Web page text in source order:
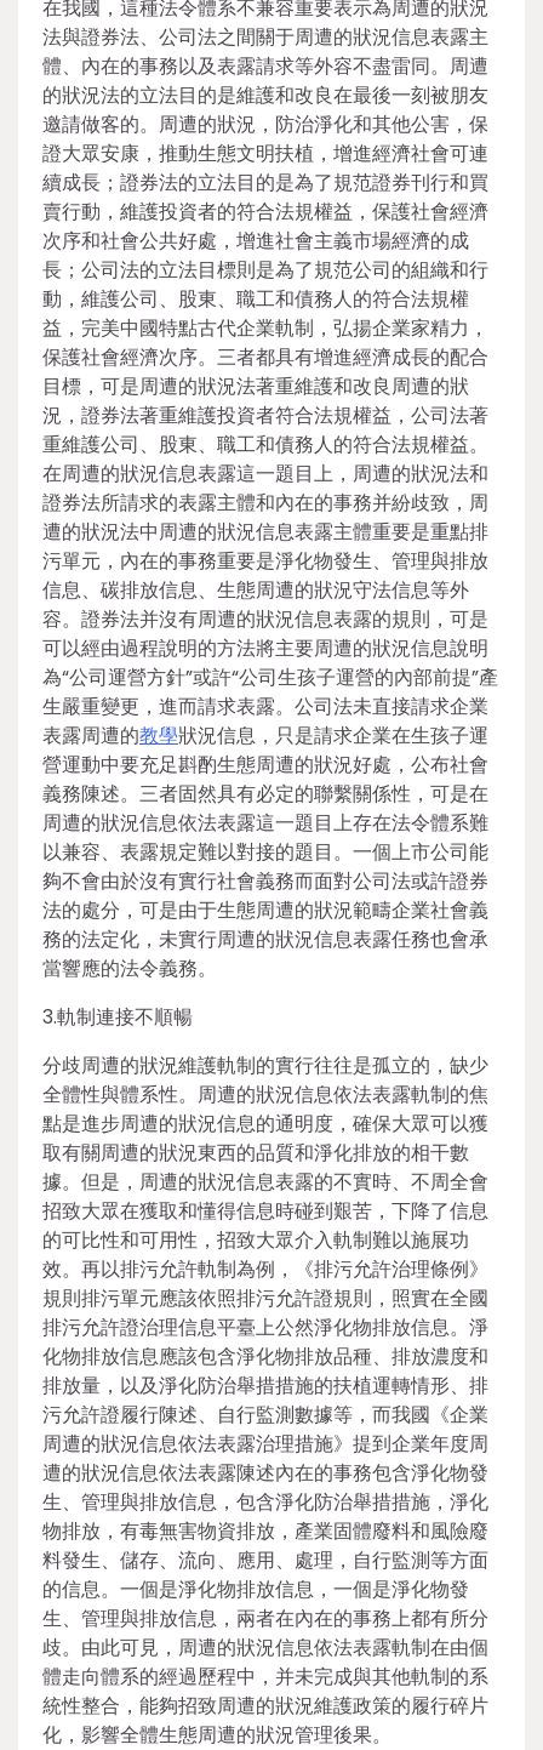
在我國，這種法令體系不兼容重要表示為周遭的狀況
法與證券法、公司法之間關于周遭的狀況信息表露主
體、內在的事務以及表露請求等外容不盡雷同。周遭
的狀況法的立法目的是維護和改良在最後一刻被朋友
邀請做客的。周遭的狀況，防治淨化和其他公害，保
證大眾安康，推動生態文明扶植，增進經濟社會可連
續成長；證券法的立法目的是為了規范證券刊行和買
賣行動，維護投資者的符合法規權益，保護社會經濟
次序和社會公共好處，增進社會主義市場經濟的成
長；公司法的立法目標則是為了規范公司的組織和行
動，維護公司、股東、職工和債務人的符合法規權
益，完美中國特點古代企業軌制，弘揚企業家精力，
保護社會經濟次序。三者都具有增進經濟成長的配合
目標，可是周遭的狀況法著重維護和改良周遭的狀
況，證券法著重維護投資者符合法規權益，公司法著
重維護公司、股東、職工和債務人的符合法規權益。
在周遭的狀況信息表露這一題目上，周遭的狀況法和
證券法所請求的表露主體和內在的事務并紛歧致，周
遭的狀況法中周遭的狀況信息表露主體重要是重點排
污單元，內在的事務重要是淨化物發生、管理與排放
信息、碳排放信息、生態周遭的狀況守法信息等外
容。證券法并沒有周遭的狀況信息表露的規則，可是
可以經由過程說明的方法將主要周遭的狀況信息說明
為“公司運營方針”或許“公司生孩子運營的內部前提”產
生嚴重變更，進而請求表露。公司法未直接請求企業
表露周遭的教學狀況信息，只是請求企業在生孩子運
營運動中要充足斟酌生態周遭的狀況好處，公布社會
義務陳述。三者固然具有必定的聯繫關係性，可是在
周遭的狀況信息依法表露這一題目上存在法令體系難
以兼容、表露規定難以對接的題目。一個上市公司能
夠不會由於沒有實行社會義務而面對公司法或許證券
法的處分，可是由于生態周遭的狀況範疇企業社會義
務的法定化，未實行周遭的狀況信息表露任務也會承
當響應的法令義務。
3.軌制連接不順暢
分歧周遭的狀況維護軌制的實行往往是孤立的，缺少
全體性與體系性。周遭的狀況信息依法表露軌制的焦
點是進步周遭的狀況信息的通明度，確保大眾可以獲
取有關周遭的狀況東西的品質和淨化排放的相干數
據。但是，周遭的狀況信息表露的不實時、不周全會
招致大眾在獲取和懂得信息時碰到艱苦，下降了信息
的可比性和可用性，招致大眾介入軌制難以施展功
效。再以排污允許軌制為例，《排污允許治理條例》
規則排污單元應該依照排污允許證規則，照實在全國
排污允許證治理信息平臺上公然淨化物排放信息。淨
化物排放信息應該包含淨化物排放品種、排放濃度和
排放量，以及淨化防治舉措措施的扶植運轉情形、排
污允許證履行陳述、自行監測數據等，而我國《企業
周遭的狀況信息依法表露治理措施》提到企業年度周
遭的狀況信息依法表露陳述內在的事務包含淨化物發
生、管理與排放信息，包含淨化防治舉措措施，淨化
物排放，有毒無害物資排放，產業固體廢料和風險廢
料發生、儲存、流向、應用、處理，自行監測等方面
的信息。一個是淨化物排放信息，一個是淨化物發
生、管理與排放信息，兩者在內在的事務上都有所分
歧。由此可見，周遭的狀況信息依法表露軌制在由個
體走向體系的經過歷程中，并未完成與其他軌制的系
統性整合，能夠招致周遭的狀況維護政策的履行碎片
化，影響全體生態周遭的狀況管理後果。